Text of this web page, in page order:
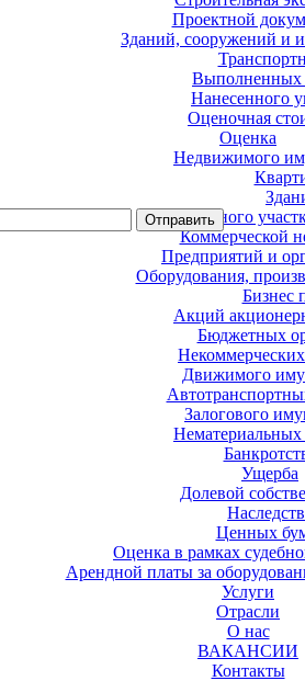
Проектной
Зданий, сооружений и
Выполненных
Нанесенного
Оценочная
Оценка
Недвижимого
Земельного
Коммерческой
Предприятий и
Оборудования,
Бизнес
Акций
Бюджетных
Движимого
Залогового
Нематериальных
Ущерба
Долевой
Ценных
Оценка в рамках
Арендной платы за
Услуги
Отрасли
О нас
ВАКАНСИИ
Контакты